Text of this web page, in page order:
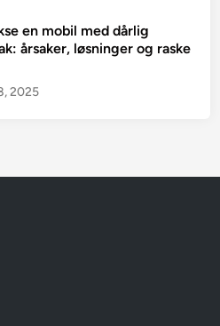
en mobil med dårlig
årsaker, løsninger og raske
2025